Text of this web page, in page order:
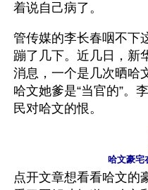
着说自己病了。
管传媒的李长春咽不下
蹦了几下。近几日，新
消息，一个是几次晒哈
哈文她爹是“当官的”。
民对哈文的恨。
哈文豪宅
点开文章想看看哈文的